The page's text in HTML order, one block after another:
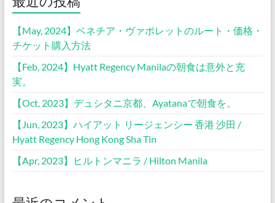
【May, 2024】ベネチア・ヴァポレットのルート・価格・
チケット購入方法
【Feb, 2024】Hyatt Regency Manilaの朝食は意外と充
実。
【Oct, 2023】デュシタニ京都、Ayatanaで朝食を。
【Jun, 2023】ハイアット リージェンシー 香港 沙田 /
Hyatt Regency Hong Kong Sha Tin
【Apr, 2023】ヒルトンマニラ / Hilton Manila